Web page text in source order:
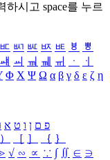
하시고 space를 누르
ㅳ ㅴ ㅵ ㅶ ㅷ ㅸ
ㅹ
ㆈ ㆉ ㆊ ㆋ ㆌ ㆍ
ㆎ
Φ Χ Ψ Ω α β γ δ ε ζ η
פ ם ן ו ט א
） ［ ］ ｛ ｝
√ ∽ ∝ ∵ ∫ ∬ ∈ ∋